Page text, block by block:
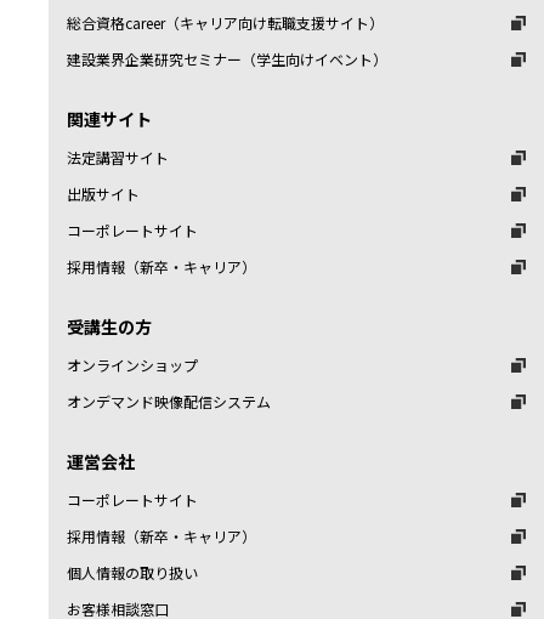
総合資格career（キャリア向け転職支援サイト）
建設業界企業研究セミナー（学生向けイベント）
関連サイト
法定講習サイト
出版サイト
コーポレートサイト
採用情報（新卒・キャリア）
受講生の方
オンラインショップ
オンデマンド映像配信システム
運営会社
コーポレートサイト
採用情報（新卒・キャリア）
個人情報の取り扱い
お客様相談窓口